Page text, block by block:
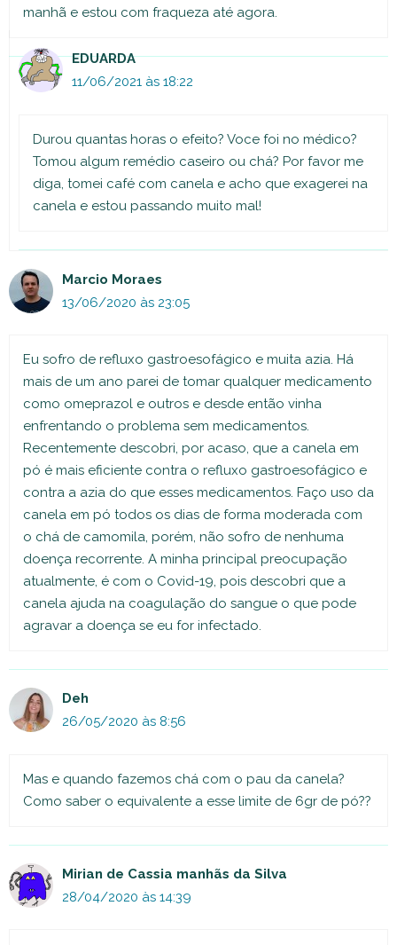
manhã e estou com fraqueza até agora.
EDUARDA
11/06/2021 às 18:22
Durou quantas horas o efeito? Voce foi no médico?
Tomou algum remédio caseiro ou chá? Por favor me
diga, tomei café com canela e acho que exagerei na
canela e estou passando muito mal!
Marcio Moraes
13/06/2020 às 23:05
Eu sofro de refluxo gastroesofágico e muita azia. Há
mais de um ano parei de tomar qualquer medicamento
como omeprazol e outros e desde então vinha
enfrentando o problema sem medicamentos.
Recentemente descobri, por acaso, que a canela em
pó é mais eficiente contra o refluxo gastroesofágico e
contra a azia do que esses medicamentos. Faço uso da
canela em pó todos os dias de forma moderada com
o chá de camomila, porém, não sofro de nenhuma
doença recorrente. A minha principal preocupação
atualmente, é com o Covid-19, pois descobri que a
canela ajuda na coagulação do sangue o que pode
agravar a doença se eu for infectado.
Deh
26/05/2020 às 8:56
Mas e quando fazemos chá com o pau da canela?
Como saber o equivalente a esse limite de 6gr de pó??
Mirian de Cassia manhãs da Silva
28/04/2020 às 14:39